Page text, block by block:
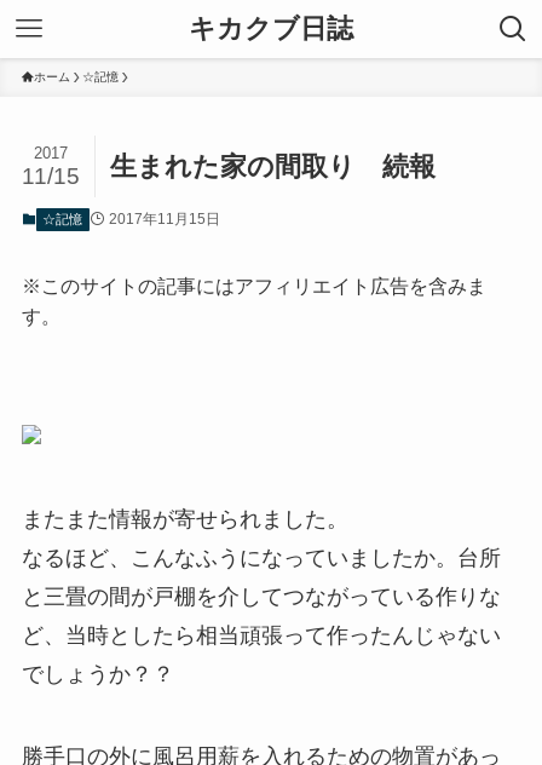
キカクブ日誌
ホーム ☆記憶
生まれた家の間取り 続報
2017
11/15
☆記憶 2017年11月15日
※このサイトの記事にはアフィリエイト広告を含みま
す。
またまた情報が寄せられました。
なるほど、こんなふうになっていましたか。台所
と三畳の間が戸棚を介してつながっている作りな
ど、当時としたら相当頑張って作ったんじゃない
でしょうか？？
勝手口の外に風呂用薪を入れるための物置があっ